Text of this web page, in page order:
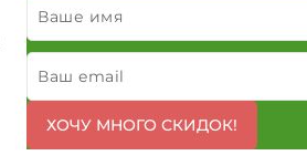
Ваше имя
Ваш email
ХОЧУ МНОГО СКИДОК!